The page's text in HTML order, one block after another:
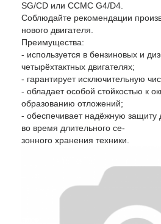
SG/CD или CCMC G4/D4.
Соблюдайте рекомендации
нового двигателя.
Преимущества:
- используется в бензиновых и
четырёхтактных двигателях;
- гарантирует исключительную
- обладает особой стойкостью к
образованию отложений;
- обеспечивает надёжную защиту
во время длительного се-
зонного хранения техники.